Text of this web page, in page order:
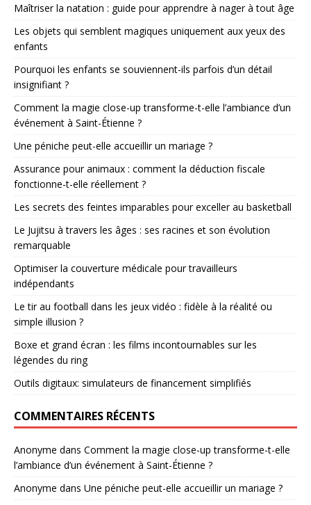
Maîtriser la natation : guide pour apprendre à nager à tout âge
Les objets qui semblent magiques uniquement aux yeux des
enfants
Pourquoi les enfants se souviennent-ils parfois d’un détail
insignifiant ?
Comment la magie close-up transforme-t-elle l’ambiance d’un
événement à Saint-Étienne ?
Une péniche peut-elle accueillir un mariage ?
Assurance pour animaux : comment la déduction fiscale
fonctionne-t-elle réellement ?
Les secrets des feintes imparables pour exceller au basketball
Le Jujitsu à travers les âges : ses racines et son évolution
remarquable
Optimiser la couverture médicale pour travailleurs
indépendants
Le tir au football dans les jeux vidéo : fidèle à la réalité ou
simple illusion ?
Boxe et grand écran : les films incontournables sur les
légendes du ring
Outils digitaux: simulateurs de financement simplifiés
COMMENTAIRES RÉCENTS
Anonyme dans Comment la magie close-up transforme-t-elle
l’ambiance d’un événement à Saint-Étienne ?
Anonyme dans Une péniche peut-elle accueillir un mariage ?